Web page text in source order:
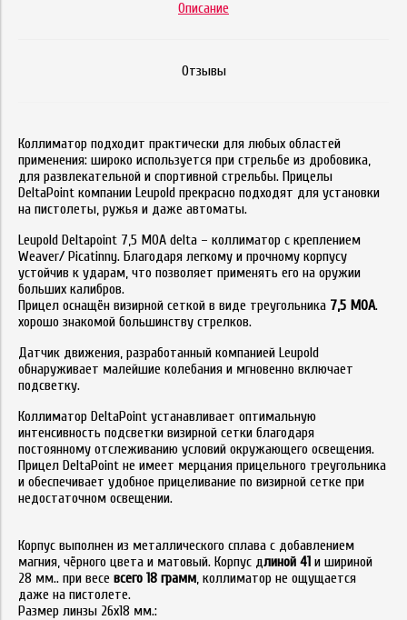
Описание
Отзывы
Коллиматор подходит практически для любых областей
применения: широко используется при стрельбе из дробовика,
для развлекательной и спортивной стрельбы. Прицелы
DeltaPoint компании Leupold прекрасно подходят для установки
на пистолеты, ружья и даже автоматы.
Leupold Deltapoint 7,5 MOA delta – коллиматор с креплением
Weaver/ Picatinny. Благодаря легкому и прочному корпусу
устойчив к ударам, что позволяет применять его на оружии
больших калибров.
Прицел оснащён визирной сеткой в виде треугольника 7,5 МОА.
хорошо знакомой большинству стрелков.
Датчик движения, разработанный компанией Leupold
обнаруживает малейшие колебания и мгновенно включает
подсветку.
Коллиматор DeltaPoint устанавливает оптимальную
интенсивность подсветки визирной сетки благодаря
постоянному отслеживанию условий окружающего освещения.
Прицел DeltaPoint не имеет мерцания прицельного треугольника
и обеспечивает удобное прицеливание по визирной сетке при
недостаточном освещении.
Корпус выполнен из металлического сплава с добавлением
магния, чёрного цвета и матовый. Корпус длиной 41 и шириной
28 мм.. при весе всего 18 грамм, коллиматор не ощущается
даже на пистолете.
Размер линзы 26х18 мм.: